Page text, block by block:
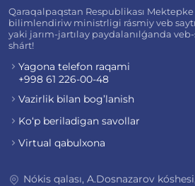
Qaraqalpaqstan Respublikası
bilimlendiriw ministrligi rásmiy veb
yaki jarım-jartılay paydalanılǵanda
shárt!
Yagona telefon raqami
+998 61 226-00-48
Vazirlik bilan bog’lanish
Ko‘p beriladigan savollar
Virtual qabulxona
Nókis qalası, A.Dosnazarov